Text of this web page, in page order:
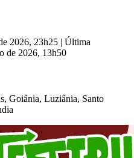
2026, 23h25 | Última
de 2026, 13h50
Goiânia, Luziânia, Santo